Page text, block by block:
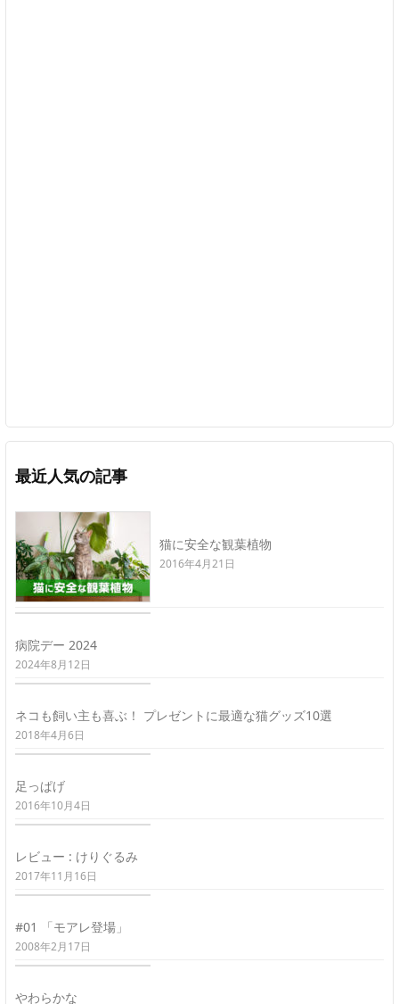
最近人気の記事
猫に安全な観葉植物
2016年4月21日
病院デー 2024
2024年8月12日
ネコも飼い主も喜ぶ！ プレゼントに最適な猫グッズ10選
2018年4月6日
足っぱげ
2016年10月4日
レビュー : けりぐるみ
2017年11月16日
#01 「モアレ登場」
2008年2月17日
やわらかな